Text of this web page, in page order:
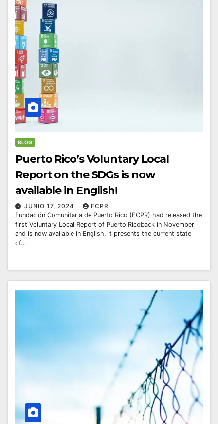
BLOG
Puerto Rico’s Voluntary Local
Report on the SDGs is now
available in English!
JUNIO 17, 2024
FCPR
Fundación Comunitaria de Puerto Rico (FCPR) had released the
first Voluntary Local Report of Puerto Ricoback in November
and is now available in English. It presents the current state
of…